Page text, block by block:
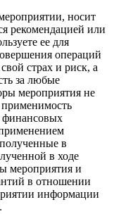
носит
рекомендацией или
ее для
операций
страх и риск, а
за любые
мероприятия не
применимость
финансовых
в
в ходе
мероприятия и
в отношении
информации